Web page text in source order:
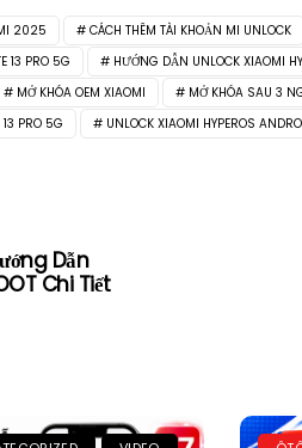
2025 CÁCH THÊM TÀI KHOẢN MI UNLOCK
13 PRO 5G
HƯỚNG DẪN UNLOCK XIAOMI
MỞ KHÓA OEM XIAOMI
MỞ KHÓA SAU 3
13 PRO 5G
UNLOCK XIAOMI HYPEROS
Dẫn
Chi Tiết